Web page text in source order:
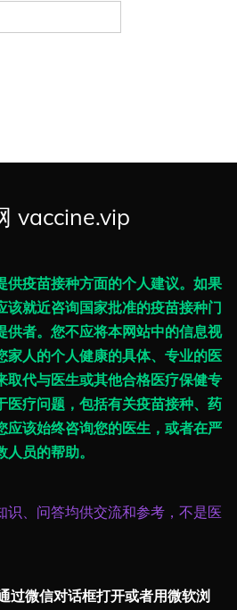
vaccine.vip
供疫苗接种方面的个人建议。如果
该就近咨询国家批准的疫苗接种门
供者。您不应将本网站中的信息视
家人的个人健康的具体、专业的医
取代与医生或其他合格医疗保健专
医疗问题，包括有关疫苗接种、药
应该始终咨询您的医生，或者在严
员的帮助。
识、问答均供交流和参考，不是医
过微信对话框打开或者用微软浏